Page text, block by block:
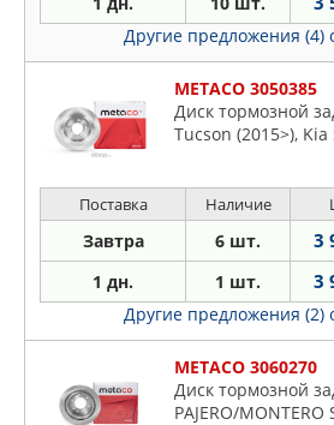
Другие предложения (4)
METACO 3050385
Диск тормозной
Tucson (2015>),
Поставка Наличие
Завтра 6 шт. 3
1 дн. 1 шт. 3
Другие предложения (2)
METACO 3060270
Диск тормозной
PAJERO/MONTERO